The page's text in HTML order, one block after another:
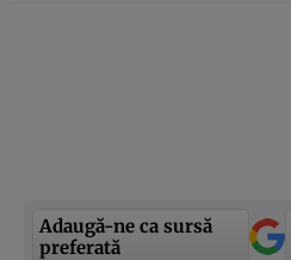
Adaugă-ne ca sursă
preferată